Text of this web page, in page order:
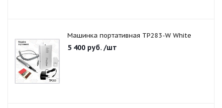
Машинка портативная TP283-W White
5 400 руб. /шт